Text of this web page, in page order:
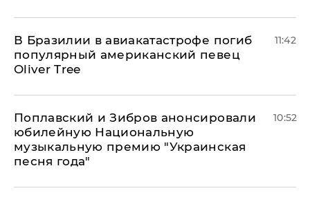
В Бразилии в авиакатастрофе погиб
популярный американский певец
Oliver Tree
11:42
Поплавский и Зибров анонсировали
юбилейную Национальную
музыкальную премию "Украинская
песня года"
10:52